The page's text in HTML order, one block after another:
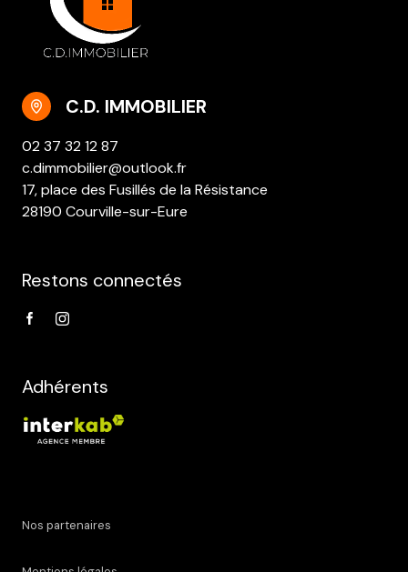
C.D. IMMOBILIER
02 37 32 12 87
c.dimmobilier@outlook.fr
17, place des Fusillés de la Résistance
28190 Courville-sur-Eure
Restons connectés
Adhérents
Nos partenaires